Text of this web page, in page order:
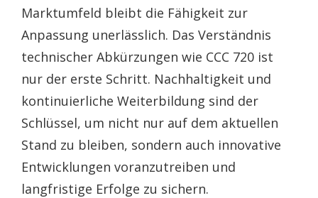
Marktumfeld bleibt die Fähigkeit zur
Anpassung unerlässlich. Das Verständnis
technischer Abkürzungen wie CCC 720 ist
nur der erste Schritt. Nachhaltigkeit und
kontinuierliche Weiterbildung sind der
Schlüssel, um nicht nur auf dem aktuellen
Stand zu bleiben, sondern auch innovative
Entwicklungen voranzutreiben und
langfristige Erfolge zu sichern.